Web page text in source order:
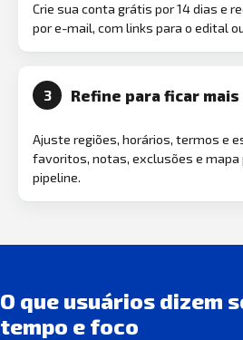
Crie sua conta grátis por 14 dias e
por e-mail, com links para o edital
3 Refine para ficar
Ajuste regiões, horários, termos e
favoritos, notas, exclusões e mapa
pipeline.
O que usuários dizem
tempo e foco